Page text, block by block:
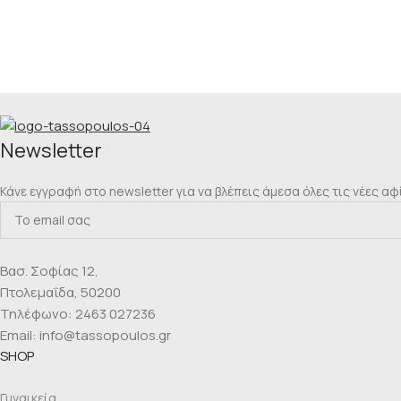
Νewsletter
Κάνε εγγραφή στο newsletter για να βλέπεις άμεσα όλες τις νέες
Βασ. Σοφίας 12,
Πτολεμαΐδα, 50200
Τηλέφωνο: 2463 027236
Email: info@tassopoulos.gr
SHOP